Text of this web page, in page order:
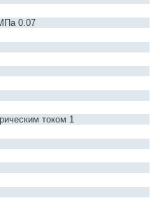
0.07
током 1